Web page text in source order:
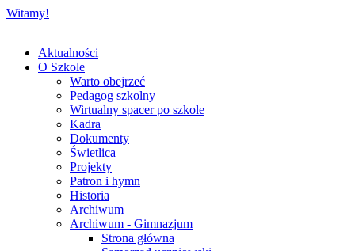
Witamy!
Aktualności
O Szkole
Warto obejrzeć
Pedagog szkolny
Wirtualny spacer po szkole
Kadra
Dokumenty
Świetlica
Projekty
Patron i hymn
Historia
Archiwum
Archiwum - Gimnazjum
Strona główna